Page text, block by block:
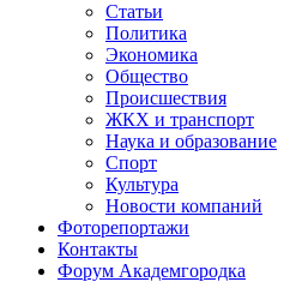
Статьи
Политика
Экономика
Общество
Происшествия
ЖКХ и транспорт
Наука и образование
Спорт
Культура
Новости компаний
Фоторепортажи
Контакты
Форум Академгородка